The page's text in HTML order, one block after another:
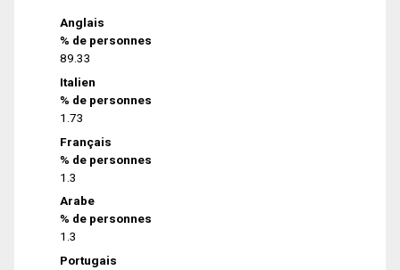
Anglais
% de personnes
89.33
Italien
% de personnes
1.73
Français
% de personnes
1.3
Arabe
% de personnes
1.3
Portugais